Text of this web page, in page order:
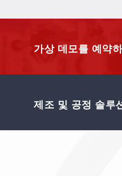
가상 데모를 예약
제조 및 공정 솔루